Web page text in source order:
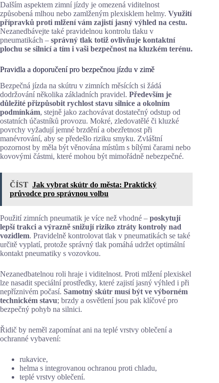
Dalším aspektem zimní jízdy je omezená viditelnost
způsobená mlhou nebo zamlženým plexisklem helmy. Využití
přípravků proti mlžení vám zajistí jasný výhled na cestu.
Nezanedbávejte také pravidelnou kontrolu tlaku v
pneumatikách – správný tlak totiž ovlivňuje kontaktní
plochu se silnicí a tím i vaši bezpečnost na kluzkém terénu.
Pravidla a doporučení pro bezpečnou jízdu v zimě
Bezpečná jízda na skútru v zimních měsících si žádá
dodržování několika základních pravidel. Především je
důležité přizpůsobit rychlost stavu silnice a okolním
podmínkám, stejně jako zachovávat dostatečný odstup od
ostatních účastníků provozu. Mokré, zledovatělé či kluzké
povrchy vyžadují jemné brzdění a obezřetnost při
manévrování, aby se předešlo riziku smyku. Zvláštní
pozornost by měla být věnována místům s bílými čarami nebo
kovovými částmi, které mohou být mimořádně nebezpečné.
ČÍST Jak vybrat skútr do města: Praktický
průvodce pro správnou volbu
Použití zimních pneumatik je více než vhodné – poskytují
lepší trakci a výrazně snižují riziko ztráty kontroly nad
vozidlem. Pravidelně kontrolovat tlak v pneumatikách se také
určitě vyplatí, protože správný tlak pomáhá udržet optimální
kontakt pneumatiky s vozovkou.
Nezanedbatelnou roli hraje i viditelnost. Proti mlžení plexiskel
lze nasadit speciální prostředky, které zajistí jasný výhled i při
nepříznivém počasí. Samotný skútr musí být ve výborném
technickém stavu; brzdy a osvětlení jsou pak klíčové pro
bezpečný pohyb na silnici.
Řidič by neměl zapomínat ani na teplé vrstvy oblečení a
ochranné vybavení:
rukavice,
helma s integrovanou ochranou proti chladu,
teplé vrstvy oblečení.